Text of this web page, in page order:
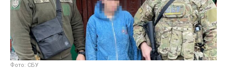
Фото: СБУ